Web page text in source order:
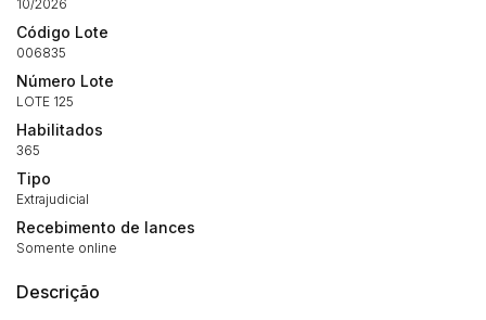
10/2026
Código Lote
006835
Número Lote
LOTE 125
Habilitados
365
Tipo
Extrajudicial
Recebimento de lances
Somente online
Descrição
Envie sua Proposta
(Art. 895, CPC)
Habilite-se para efetuar lances ou
propostas